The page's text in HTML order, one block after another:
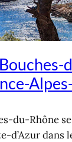
Alpes-
du-Rhône
d’Azur dans